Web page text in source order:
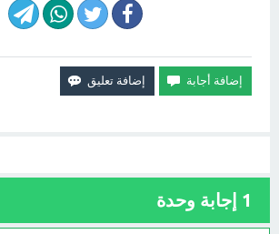
1 إجابة وحدة